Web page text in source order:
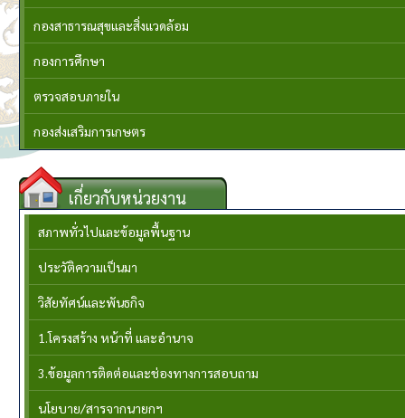
กองสาธารณสุขและสิ่งแวดล้อม
กองการศึกษา
ตรวจสอบภายใน
กองส่งเสริมการเกษตร
เกี่ยวกับหน่วยงาน
สภาพทั่วไปและข้อมูลพื้นฐาน
ประวัติความเป็นมา
วิสัยทัศน์และพันธกิจ
1.โครงสร้าง หน้าที่ และอำนาจ
3.ข้อมูลการติดต่อและช่องทางการสอบถาม
นโยบาย/สารจากนายกฯ